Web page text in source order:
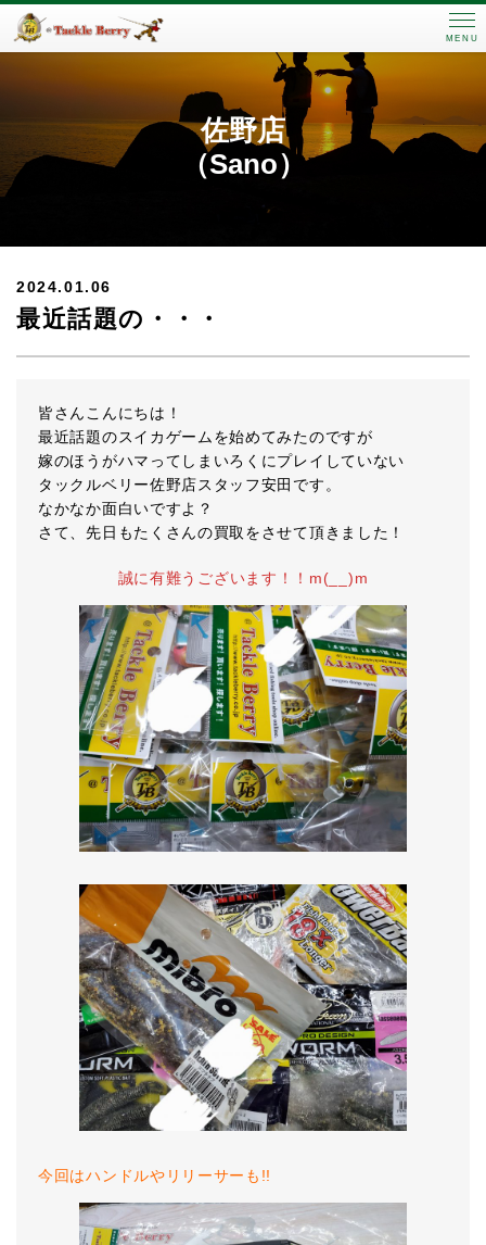
MENU
佐野店
（Sano）
2024.01.06
最近話題の・・・
皆さんこんにちは！
最近話題のスイカゲームを始めてみたのですが
嫁のほうがハマってしまいろくにプレイしていない
タックルベリー佐野店スタッフ安田です。
なかなか面白いですよ？
さて、先日もたくさんの買取をさせて頂きました！
誠に有難うございます！！m(__)m
今回はハンドルやリリーサーも!!